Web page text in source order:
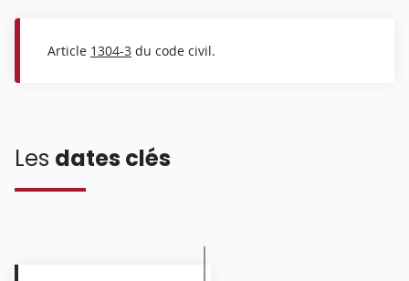
Article 1304-3 du code civil.
Les dates clés